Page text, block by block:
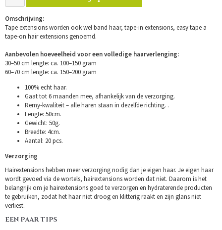
Omschrijving:
Tape extensions worden ook wel band haar, tape-in extensions, easy tape a
tape-on hair extensions genoemd.
Aanbevolen hoeveelheid voor een volledige haarverlenging:
30–50 cm lengte: ca. 100–150 gram
60–70 cm lengte: ca. 150–200 gram
100% echt haar.
Gaat tot 6 maanden mee, afhankelijk van de verzorging.
Remy-kwaliteit – alle haren staan in dezelfde richting. .
Lengte: 50cm.
Gewicht: 50g.
Breedte: 4cm.
Aantal: 20 pcs.
Verzorging
Hairextensions hebben meer verzorging nodig dan je eigen haar. Je eigen haar
wordt gevoed via de wortels, hairextensions worden dat niet. Daarom is het
belangrijk om je hairextensions goed te verzorgen en hydraterende producten
te gebruiken, zodat het haar niet droog en klitterig raakt en zijn glans niet
verliest.
EEN PAAR TIPS